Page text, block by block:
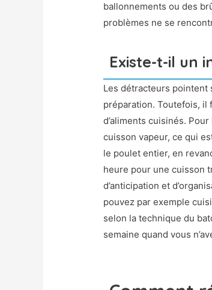
ballonnements ou des
problèmes ne se
Existe-t-il un
Les détracteurs pointent
préparation. Toutefois, il
d’aliments cuisinés.
cuisson vapeur, ce qui
le poulet entier, en
heure pour une cuisson
d’anticipation et
pouvez par exemple
selon la technique du
semaine quand vous